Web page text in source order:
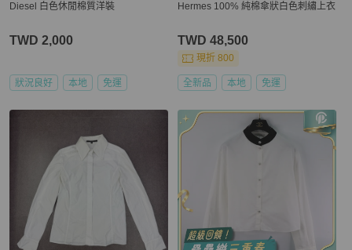
Diesel 白色休閒棉質洋裝
TWD 2,000
狀況良好 本地 免運
Hermes 100% 純棉傘狀白色刺繡上衣
TWD 48,500
現折 800
全新品 本地 免運